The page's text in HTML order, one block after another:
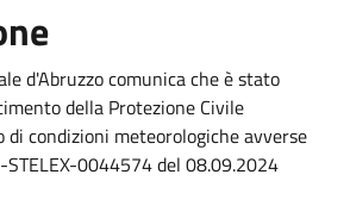
d'Abruzzo comunica che è stato
della Protezione Civile
di condizioni meteorologiche avverse
STELEX-0044574 del 08.09.2024